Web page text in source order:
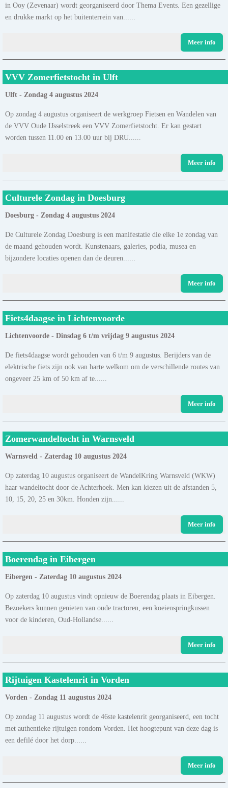
in Ooy (Zevenaar) wordt georganiseerd door Thema Events. Een gezellige
en drukke markt op het buitenterrein van......
Meer info
VVV Zomerfietstocht in Ulft
Ulft - Zondag 4 augustus 2024
Op zondag 4 augustus organiseert de werkgroep Fietsen en Wandelen van
de VVV Oude IJsselstreek een VVV Zomerfietstocht. Er kan gestart
worden tussen 11.00 en 13.00 uur bij DRU......
Meer info
Culturele Zondag in Doesburg
Doesburg - Zondag 4 augustus 2024
De Culturele Zondag Doesburg is een manifestatie die elke 1e zondag van
de maand gehouden wordt. Kunstenaars, galeries, podia, musea en
bijzondere locaties openen dan de deuren......
Meer info
Fiets4daagse in Lichtenvoorde
Lichtenvoorde - Dinsdag 6 t/m vrijdag 9 augustus 2024
De fiets4daagse wordt gehouden van 6 t/m 9 augustus. Berijders van de
elektrische fiets zijn ook van harte welkom om de verschillende routes van
ongeveer 25 km of 50 km af te......
Meer info
Zomerwandeltocht in Warnsveld
Warnsveld - Zaterdag 10 augustus 2024
Op zaterdag 10 augustus organiseert de WandelKring Warnsveld (WKW)
haar wandeltocht door de Achterhoek. Men kan kiezen uit de afstanden 5,
10, 15, 20, 25 en 30km. Honden zijn......
Meer info
Boerendag in Eibergen
Eibergen - Zaterdag 10 augustus 2024
Op zaterdag 10 augustus vindt opnieuw de Boerendag plaats in Eibergen.
Bezoekers kunnen genieten van oude tractoren, een koeienspringkussen
voor de kinderen, Oud-Hollandse......
Meer info
Rijtuigen Kastelenrit in Vorden
Vorden - Zondag 11 augustus 2024
Op zondag 11 augustus wordt de 46ste kastelenrit georganiseerd, een tocht
met authentieke rijtuigen rondom Vorden. Het hoogtepunt van deze dag is
een defilé door het dorp......
Meer info